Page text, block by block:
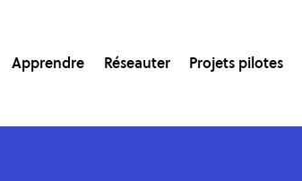
Apprendre Réseauter Projets pilotes